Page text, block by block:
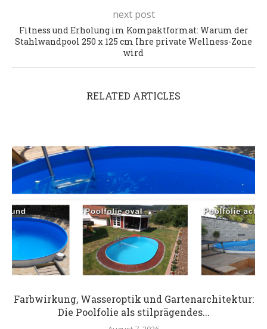
next post
Fitness und Erholung im Kompaktformat: Warum der
Stahlwandpool 250 x 125 cm Ihre private Wellness-Zone
wird
RELATED ARTICLES
Farbwirkung, Wasseroptik und Gartenarchitektur:
Die Poolfolie als stilprägendes...